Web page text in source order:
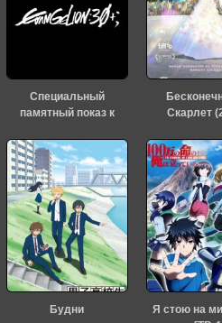
Специальный
памятный показ к
«Евангелиона» (2026)
Скарлет
Будни
Я стою на